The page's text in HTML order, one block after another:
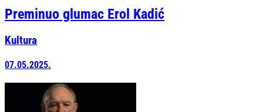
Preminuo glumac Erol Kadić
Kultura
07.05.2025.